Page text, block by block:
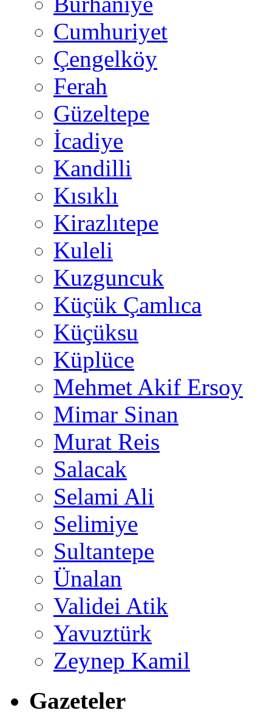
Cumhuriyet
Çengelköy
Ferah
Güzeltepe
İcadiye
Kandilli
Kısıklı
Kirazlıtepe
Kuleli
Kuzguncuk
Küçük Çamlıca
Küçüksu
Küplüce
Mehmet Akif Ersoy
Mimar Sinan
Murat Reis
Salacak
Selami Ali
Selimiye
Sultantepe
Ünalan
Validei Atik
Yavuztürk
Zeynep Kamil
Gazeteler